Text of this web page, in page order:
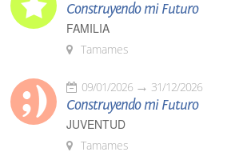
Construyendo mi Futuro
FAMILIA
Tamames
09/01/2026 31/12/2026
Construyendo mi Futuro
JUVENTUD
Tamames